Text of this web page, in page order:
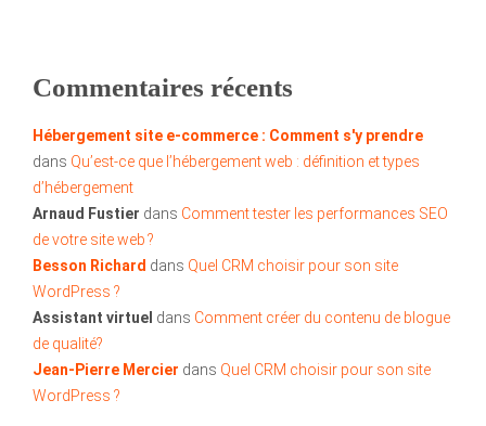
Commentaires récents
Hébergement site e-commerce : Comment s'y prendre
dans Qu’est-ce que l’hébergement web : définition et types
d’hébergement
Arnaud Fustier dans Comment tester les performances SEO
de votre site web ?
Besson Richard dans Quel CRM choisir pour son site
WordPress ?
Assistant virtuel dans Comment créer du contenu de blogue
de qualité?
Jean-Pierre Mercier dans Quel CRM choisir pour son site
WordPress ?